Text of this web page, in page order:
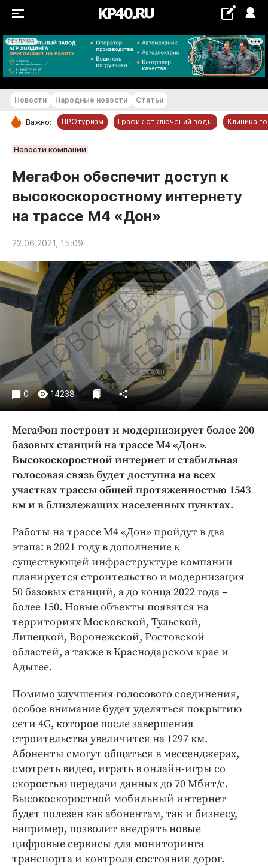
РЕКЛАМА
+25...+26 °С
РУБРИКИ
Обнинск
Статьи
Народные новости
Авто и транспорт
Благоустройство
Криминал
Культура
Недвижимость и ЖКХ
Образование
Общество
Погода
Праздники
Происшествия
Экономика и бизнес
ПРОЕКТЫ
Блоги
Издания
Интересное чтиво
Клиника года
Бренд года
Работодатель года
Новости Народные новости Статьи
Важно: ПРОтуризм График отключений воды Клиника
Новости компаний
МегаФон обеспечит доступ к
высокоскоростному интернету
на трассе М4 «Дон»
22.06.2021, 15:09
0 14238
МегаФон построит и модернизирует более 200
базовых станций на трассе М4 «Дон».
Высокоскоростной интернет и стабильная
голосовая связь будет доступна на всех
участках трассы общей протяженностью 1543
км и в близлежащих населенных пунктах.
Работы на трассе М4 «Дон» пройдут в два
этапа: в 2021 году в дополнение к
существующей инфраструктуре компании
планируется строительство и модернизация
50 базовых станций, а до конца 2022 года –
более 150. Новые объекты появятся на
территориях Московской, Тульской,
Липецкой, Воронежской, Ростовской
областей, а также в Краснодарском крае и
Адыгее.
Помимо улучшения голосового соединения,
особое внимание будет уделяться покрытию
сети 4G, которое после завершения
строительства увеличится на 1297 км.
Абоненты смогут общаться в мессенджерах,
смотреть видео, играть в онлайн-игры со
скоростью передачи данных до 70 Мбит/с.
Высокоскоростной мобильный интернет
будет полезен как абонентам, так и бизнесу,
например, позволит внедрять новые
цифровые сервисы для мониторинга
транспорта и контроля состояния дорог.